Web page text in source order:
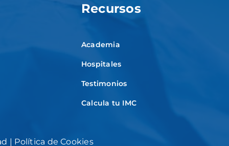
Recursos
Academia
Hospitales
Testimonios
Calcula tu IMC
| Política de Cookies